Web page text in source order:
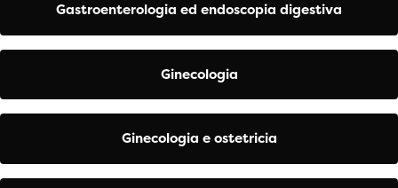
Gastroenterologia ed endoscopia digestiva
Ginecologia
Ginecologia e ostetricia